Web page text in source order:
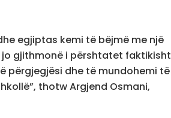
egjiptas kemi të bëjmë me një
gjithmonë i përshtatet faktikisht
përgjegjësi dhe të mundohemi të
thotw Argjend Osmani,